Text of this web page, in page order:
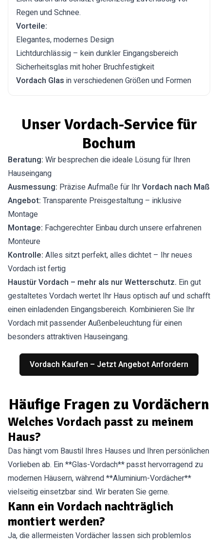
Regen und Schnee.
Vorteile:
Elegantes, modernes Design
Lichtdurchlässig – kein dunkler Eingangsbereich
Sicherheitsglas mit hoher Bruchfestigkeit
Vordach Glas in verschiedenen Größen und Formen
Unser Vordach-Service für
Bochum
Beratung: Wir besprechen die ideale Lösung für Ihren
Hauseingang
Ausmessung: Präzise Aufmaße für IhrVordach nach Maß
Angebot: Transparente Preisgestaltung – inklusive
Montage
Montage: Fachgerechter Einbau durch unsere erfahrenen
Monteure
Kontrolle: Alles sitzt perfekt, alles dichtet – Ihr neues
Vordach ist fertig
Haustür Vordach – mehr als nur Wetterschutz. Ein gut
gestaltetes Vordach wertet Ihr Haus optisch auf und schafft
einen einladenden Eingangsbereich. Kombinieren Sie Ihr
Vordach mit passender Außenbeleuchtung für einen
besonders attraktiven Hauseingang.
Vordach Kaufen – Jetzt Angebot Anfordern
Häufige Fragen zu Vordächern
Welches Vordach passt zu meinem
Haus?
Das hängt vom Baustil Ihres Hauses und Ihren persönlichen
Vorlieben ab. Ein **Glas-Vordach** passt hervorragend zu
modernen Häusern, während **Aluminium-Vordächer**
vielseitig einsetzbar sind. Wir beraten Sie gerne.
Kann ein Vordach nachträglich
montiert werden?
Ja, die allermeisten Vordächer lassen sich problemlos